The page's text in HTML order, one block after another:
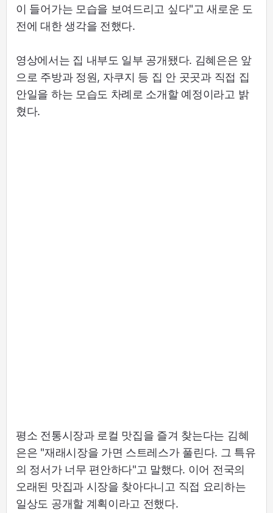
이 들어가는 모습을 보여드리고 싶다"고 새로운 도
전에 대한 생각을 전했다.
영상에서는 집 내부도 일부 공개됐다. 김혜은은 앞
으로 주방과 정원, 자쿠지 등 집 안 곳곳과 직접 집
안일을 하는 모습도 차례로 소개할 예정이라고 밝
혔다.
평소 전통시장과 로컬 맛집을 즐겨 찾는다는 김혜
은은 "재래시장을 가면 스트레스가 풀린다. 그 특유
의 정서가 너무 편안하다"고 말했다. 이어 전국의
오래된 맛집과 시장을 찾아다니고 직접 요리하는
일상도 공개할 계획이라고 전했다.